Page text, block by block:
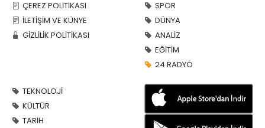
ÇEREZ POLİTİKASI
İLETİŞİM VE KÜNYE
GİZLİLİK POLİTİKASI
SPOR
DÜNYA
ANALİZ
EĞİTİM
24 RADYO
TEKNOLOJİ
KÜLTÜR
TARİH